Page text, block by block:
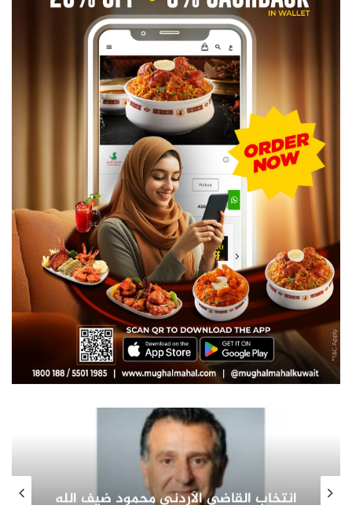
صاحب السمو الأمير الشيخ مشعل الأحمد
الجابر الصباح يشيد بدور المرأة الكويتية